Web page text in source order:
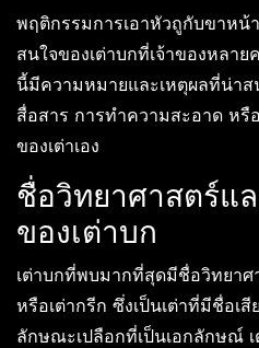
พฤติกรรมการเอาหัวถูกับขาหน้
สนใจของเต่าบกที่เจ้าของหลาย
นี้มีความหมายและเหตุผลที่น่าส
สื่อสาร การทำความสะอาด ห
ของเต่าเอง
ชื่อวิทยาศาสตร์แ
ของเต่าบก
เต่าบกที่พบมากที่สุดมีชื่อวิทยาศ
หรือเต่ากรีก ซึ่งเป็นเต่าที่มีชื่อเ
ลักษณะเปลือกที่เป็นเอกลักษณ์